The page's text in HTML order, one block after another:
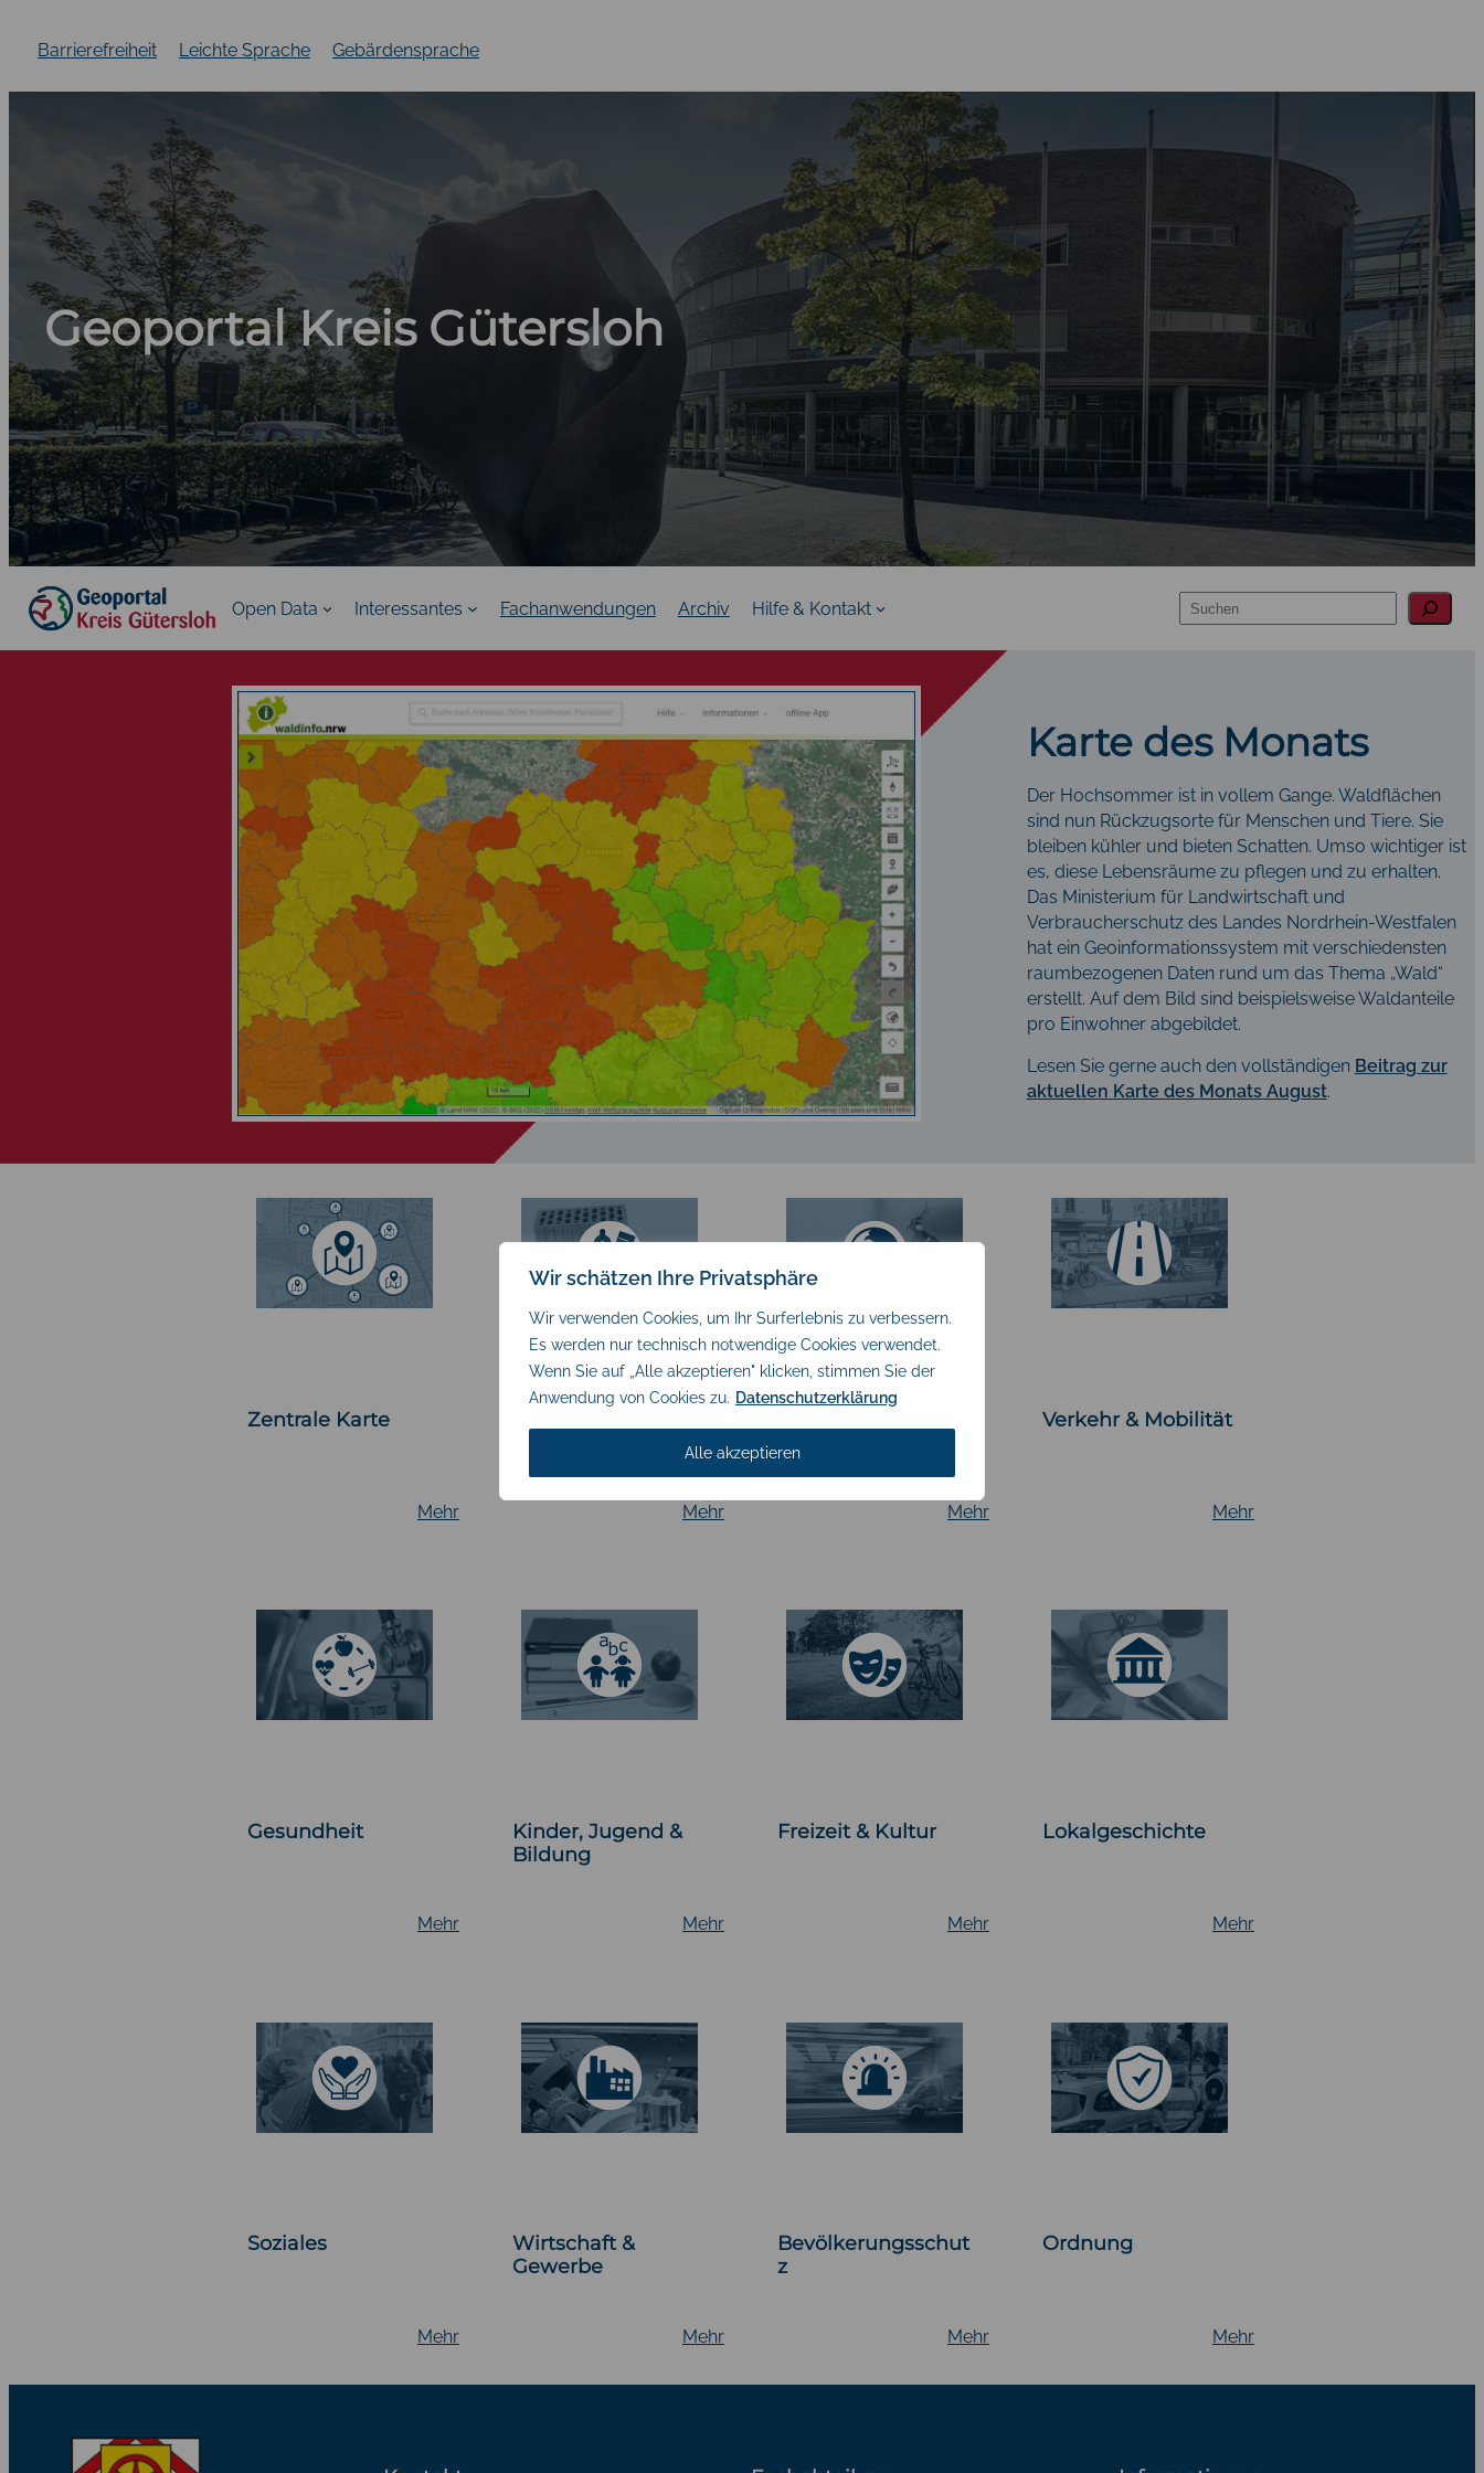
Wir schätzen Ihre Privatsphäre
Wir verwenden Cookies, um Ihr Surferlebnis zu verbessern.
Es werden nur technisch notwendige Cookies verwendet.
Wenn Sie auf „Alle akzeptieren" klicken, stimmen Sie der
Anwendung von Cookies zu. Datenschutzerklärung
Alle akzeptieren
InhaltBarrierefreiheit Leichte Sprache Gebärdensprache
Geoportal Kreis Gütersloh
Open Data Interessantes Fachanwendungen Archiv Hilfe & Kontakt Suchen
Karte des Monats
Der Hochsommer ist in vollem Gange. Waldflächen
sind nun Rückzugsorte für Menschen und Tiere. Sie
bleiben kühler und bieten Schatten. Umso wichtiger ist
es, diese Lebensräume zu pflegen und zu erhalten.
Das Ministerium für Landwirtschaft und
Verbraucherschutz des Landes Nordrhein-Westfalen
hat ein Geoinformationssystem mit verschiedensten
raumbezogenen Daten rund um das Thema „Wald“
erstellt. Auf dem Bild sind beispielsweise Waldanteile
pro Einwohner abgebildet.
Lesen Sie gerne auch den vollständigen Beitrag zur
aktuellen Karte des Monats August.
Zentrale Karte
Mehr Mehr Mehr
Verkehr & Mobilität
Mehr
Gesundheit
Mehr
Kinder, Jugend &
Bildung
Mehr
Freizeit & Kultur
Mehr
Lokalgeschichte
Mehr
Soziales
Mehr
Wirtschaft &
Gewerbe
Mehr
Bevölkerungsschut
z
Mehr
Ordnung
Mehr